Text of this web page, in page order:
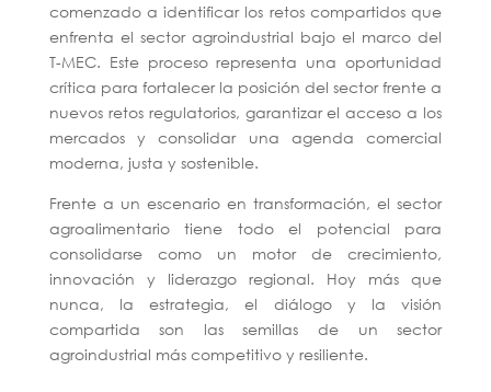
comenzado a identificar los retos compartidos que
enfrenta el sector agroindustrial bajo el marco del
T-MEC. Este proceso representa una oportunidad
crítica para fortalecer la posición del sector frente a
nuevos retos regulatorios, garantizar el acceso a los
mercados y consolidar una agenda comercial
moderna, justa y sostenible.
Frente a un escenario en transformación, el sector
agroalimentario tiene todo el potencial para
consolidarse como un motor de crecimiento,
innovación y liderazgo regional. Hoy más que
nunca, la estrategia, el diálogo y la visión
compartida son las semillas de un sector
agroindustrial más competitivo y resiliente.